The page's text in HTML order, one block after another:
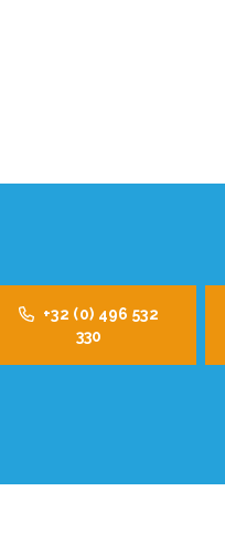
+32 (0) 496 532
330